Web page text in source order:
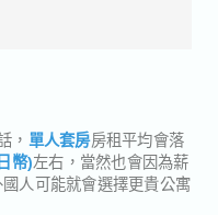
， 單人套房房租平均會落
幣)左右，當然也會因為薪
人可能就會選擇更貴公寓